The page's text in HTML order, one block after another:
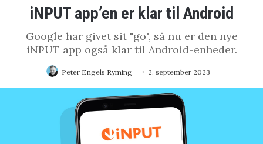
iNPUT app’en er klar til Android
Google har givet sit "go", så nu er den nye
iNPUT app også klar til Android-enheder.
Peter Engels Ryming 2. september 2023